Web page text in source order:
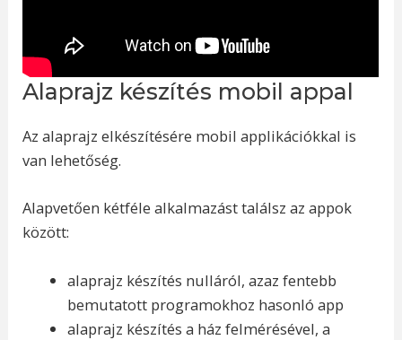
Alaprajz készítés mobil appal
Az alaprajz elkészítésére mobil applikációkkal is
van lehetőség.
Alapvetően kétféle alkalmazást találsz az appok
között:
alaprajz készítés nulláról, azaz fentebb
bemutatott programokhoz hasonló app
alaprajz készítés a ház felmérésével, a